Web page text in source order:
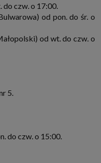
do czw. o 17:00.
od pon. do śr. o
od wt. do czw. o
5.
do czw. o 15:00.